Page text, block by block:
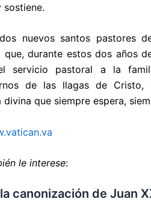
sostiene.
nuevos santos pastores
que, durante estos dos años
servicio pastoral a la
de las llagas de
divina que siempre espera,
le interese:
canonización de Juan